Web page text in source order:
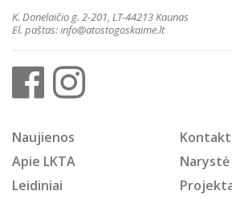
K. Donelaičio g. 2-201, LT-44213 Kaunas
El. paštas:info@atostogoskaime.lt
Naujienos
Apie LKTA
Narystė
Leidiniai